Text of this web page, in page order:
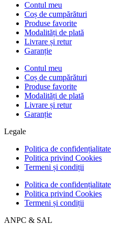
Contul meu
Coș de cumpărături
Produse favorite
Modalități de plată
Livrare și retur
Garanție
Contul meu
Coș de cumpărături
Produse favorite
Modalități de plată
Livrare și retur
Garanție
Legale
Politica de confidențialitate
Politica privind Cookies
Termeni și condiții
Politica de confidențialitate
Politica privind Cookies
Termeni și condiții
ANPC & SAL